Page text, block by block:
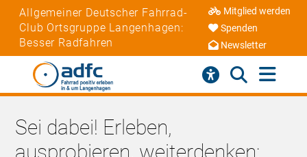
Allgemeiner Deutscher Fahrrad-
Club Ortsgruppe Langenhagen:
Besser Radfahren
Mitglied werden
Spenden
Newsletter
Sei dabei! Erleben,
ausprobieren, weiterdenken: